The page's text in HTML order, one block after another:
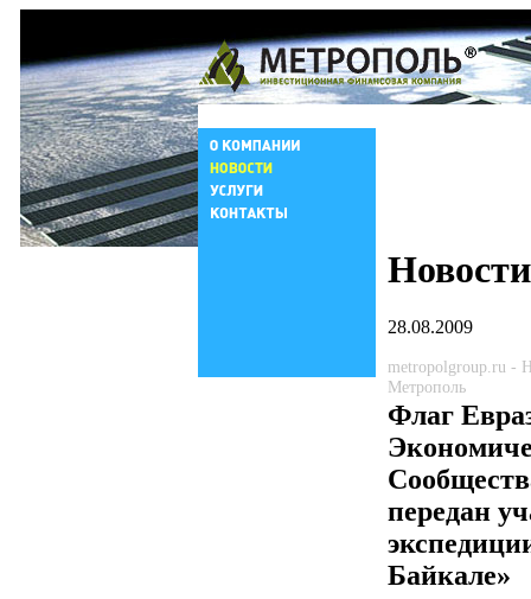
28.08.2009
metropolgroup.ru -
Метрополь
Флаг
передан
Байкале»